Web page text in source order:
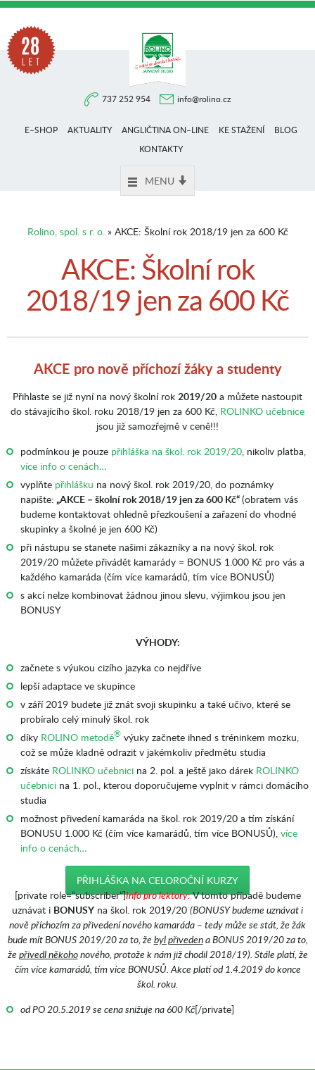
737 252 954 info@rolino.cz
let
E–SHOP AKTUALITY ANGLIČTINA ON–LINE KE STAŽENÍ
BLOG
KONTAKTY
MENU
Rolino, spol. s r. o.» AKCE: Školní rok 2018/19 jen za 600 Kč
AKCE: Školní rok
2018/19 jen za 600 Kč
AKCE pro nově příchozí žáky a studenty
Přihlaste se již nyní na nový školní rok 2019/20 a můžete nastoupit
do stávajícího škol. roku 2018/19 jen za 600 Kč, ROLINKO učebnice
jsou již samozřejmě v ceně!!!
podmínkou je pouzepřihláška na škol. rok 2019/20, nikoliv platba,
více info o cenách…
vyplňte přihlášku na nový škol. rok 2019/20, do poznámky
napište: „AKCE – školní rok 2018/19 jen za 600 Kč“(obratem vás
budeme kontaktovat ohledně přezkoušení a zařazení do vhodné
skupinky a školné je jen 600 Kč)
při nástupu se stanete našimi zákazníky a na nový škol. rok
2019/20 můžete přivádět kamarády = BONUS 1.000 Kč pro vás a
každého kamaráda (čím více kamarádů, tím více BONUSŮ)
s akcí nelze kombinovat žádnou jinou slevu, výjimkou jsou jen
BONUSY
VÝHODY:
začnete s výukou cizího jazyka co nejdříve
lepší adaptace ve skupince
v září 2019 budete již znát svoji skupinku a také učivo, které se
probíralo celý minulý škol. rok
díky ROLINO metodě®výuky začnete ihned s tréninkem mozku,
což se může kladně odrazit v jakémkoliv předmětu studia
získáte ROLINKO učebnicina 2. pol. a ještě jako dárek ROLINKO
učebnicina 1. pol., kterou doporučujeme vyplnit v rámci domácího
studia
možnost přivedení kamaráda na škol. rok 2019/20 a tím získání
BONUSU 1.000 Kč (čím více kamarádů, tím více BONUSŮ), více
info o cenách…
PŘIHLÁŠKA NA CELOROČNÍ KURZY
[private role=“subscriber“]Info pro lektory:V tomto případě budeme
uznávat i BONUSY na škol. rok 2019/20 (BONUSY budeme uznávat i
nově příchozím za přivedení nového kamaráda – tedy může se stát, že žák
bude mít BONUS 2019/20 za to, že byl přivedena BONUS 2019/20 za to,
že přivedl někohonového, protože k nám již chodil 2018/19). Stále platí, že
čím více kamarádů, tím více BONUSŮ. Akce platí od 1.4.2019 do konce
škol. roku.
od PO 20.5.2019 se cena snižuje na 600 Kč[/private]